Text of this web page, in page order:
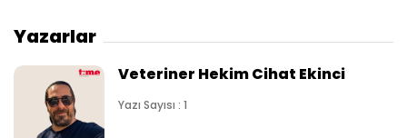
Yazarlar
Veteriner Hekim Cihat Ekinci
Yazı Sayısı : 1